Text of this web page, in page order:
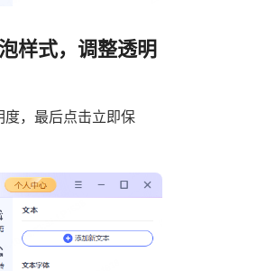
样式，调整透明
，最后点击立即保